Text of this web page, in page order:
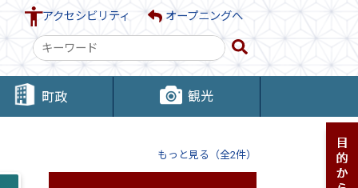
アクセシビリティ オープニングへ
検
索
キ
ー町政 観光
もっと見る（全2件）